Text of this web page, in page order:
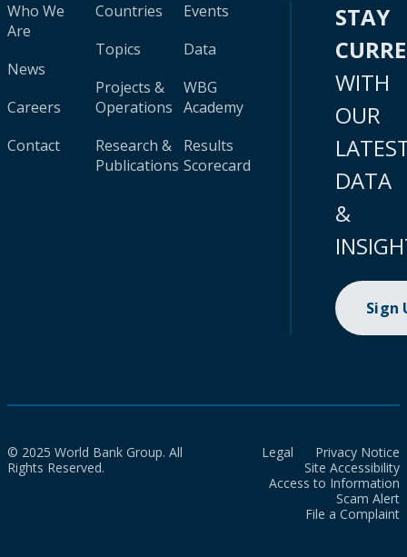
Who We
Are
News
Careers
Contact
Countries
Topics
Projects &
Operations
Research &
Publications
Events
Data
WBG
Academy
Results
Scorecard
STAY
WITH
OUR
DATA
&
Sign
© 2025 World Bank Group. All
Rights Reserved.
Legal
Privacy Notice
Site Accessibility
Access to Information
Scam Alert
File a Complaint